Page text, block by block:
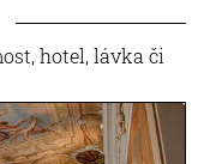
hotel, lávka či